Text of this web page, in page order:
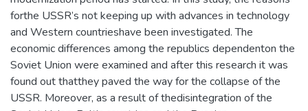
forthe USSR’s not keeping up with advances in technology
and Western countrieshave been investigated. The
economic differences among the republics dependenton the
Soviet Union were examined and after this research it was
found out thatthey paved the way for the collapse of the
USSR. Moreover, as a result of thedisintegration of the